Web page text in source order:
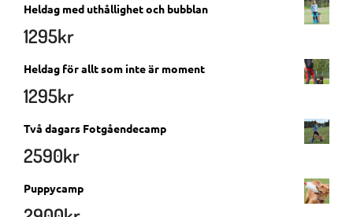
Heldag med uthållighet och bubblan
1295kr
Heldag för allt som inte är moment
1295kr
Två dagars Fotgåendecamp
2590kr
Puppycamp